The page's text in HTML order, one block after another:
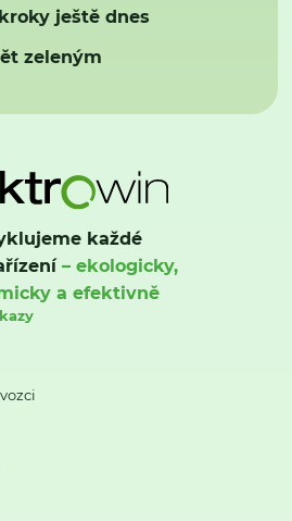
ještě dnes
zeleným
každé
– ekologicky,
a efektivně